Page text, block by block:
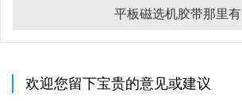
平板磁选机胶带那里有
欢迎您留下宝贵的意见或建议